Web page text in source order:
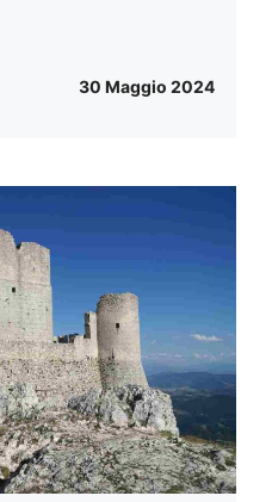
30 Maggio 2024